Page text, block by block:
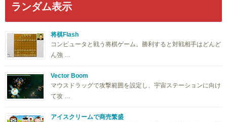
ランダム表示
将棋Flash
コンピュータと戦う将棋ゲーム。勝利すると対戦相手はどんど
ん強 …
Vector Boom
マウスドラッグで攻撃範囲を設定し、宇宙ステーションに向け
て攻 …
アイスクリームで商売繁盛